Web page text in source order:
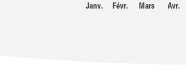
Janv. Févr. Mars Avr.